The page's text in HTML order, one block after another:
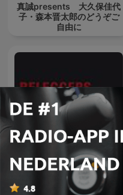
真誠presents 大久保佳代
子・森本晋太郎のどうぞご
自由に
Voorkennis | Beleggers
Belangen